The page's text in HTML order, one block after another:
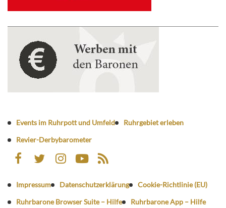
Events im Ruhrpott und Umfeld
Ruhrgebiet erleben
Revier-Derbybarometer
Impressum Datenschutzerklärung
Cookie-Richtlinie (EU)
Ruhrbarone Browser Suite – Hilfe
Ruhrbarone App – Hilfe